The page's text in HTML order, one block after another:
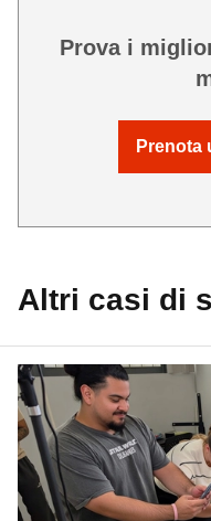
Prova i
Prenota
Altri casi di